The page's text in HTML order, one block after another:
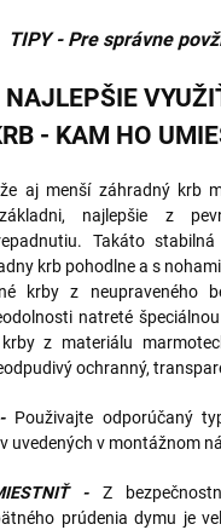
TIPY - Pre správne
NAJLEPŠIE
- KAM HO
že aj menší záhradný krb
najlepšie z
Takáto
krb pohodlne a s
krby z neupraveného
natreté
z materiálu
ochranný,
Použivajte odporúčaný
uvedených v montážnom
-
Z
prúdenia dymu je